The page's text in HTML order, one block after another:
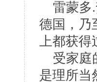
雷蒙多.
德国，乃
上都获得
受家庭
是理所当